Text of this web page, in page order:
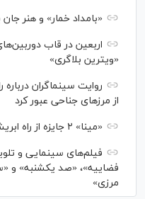
«بامداد خمار» و هنر
اربعین در قاب
«ویترین بلاگری»
روایت سینماگران
از مرزهای جناحی عبور کرد
«مینا» ۲ جایزه از راه ابریشم گرفت
فیلم‌های سینمایی و
فضاییه»، «صد یکشنبه» و
مرزی»